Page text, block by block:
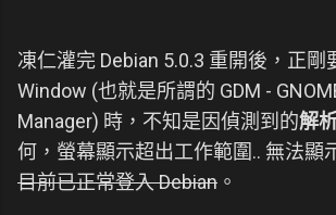
凍仁灌完 Debian 5.0.3 重開後，正剛
Window (也就是所謂的 GDM -
Manager) 時，不知是因偵測到的解
何，螢幕顯示超出工作範圍.. 無法顯
目前已正常登入 Debian 。